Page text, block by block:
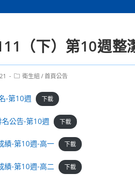
（下）第10週整
Post衛生組 /首頁公告
-第10週 下載
公告-第10週 下載
績-第10週-高一 下載
績-第10週-高二 下載